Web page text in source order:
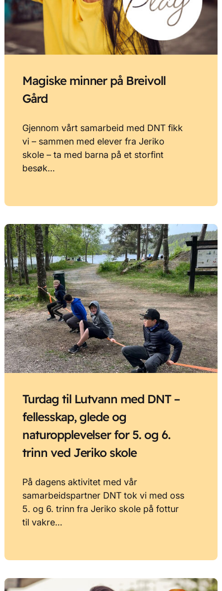
Magiske minner på Breivoll
Gård
Gjennom vårt samarbeid med DNT fikk
vi – sammen med elever fra Jeriko
skole – ta med barna på et storfint
besøk…
Turdag til Lutvann med DNT –
fellesskap, glede og
naturopplevelser for 5. og 6.
trinn ved Jeriko skole
På dagens aktivitet med vår
samarbeidspartner DNT tok vi med oss
5. og 6. trinn fra Jeriko skole på fottur
til vakre…